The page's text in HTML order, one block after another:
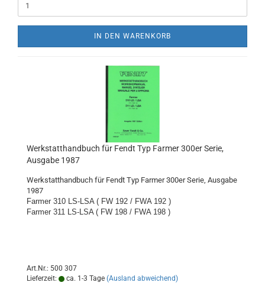
IN DEN WARENKORB
Werkstatthandbuch für Fendt Typ Farmer 300er Serie,
Ausgabe 1987
Werkstatthandbuch für Fendt Typ Farmer 300er Serie, Ausgabe
1987
Farmer 310 LS-LSA ( FW 192 / FWA 192 )
Farmer 311 LS-LSA ( FW 198 / FWA 198 )
Art.Nr.: 500 307
Lieferzeit:
ca. 1-3 Tage (Ausland abweichend)